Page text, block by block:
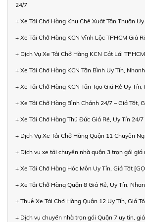
24/7
+ Xe Tải Chở Hàng Khu Chế Xuất Tân Thuận
+ Xe Tải Chở Hàng KCN Vĩnh Lộc TPHCM Giá
+ Dịch Vụ Xe Tải Chở Hàng KCN Cát Lái
+ Xe Tải Chở Hàng KCN Tân Bình Uy Tín,
+ Xe Tải Chở Hàng KCN Tân Tạo Giá Rẻ Uy
+ Xe Tải Chở Hàng Bình Chánh 24/7 – Giá Tốt,
+ Xe Tải Chở Hàng Thủ Đức Giá Rẻ, Uy Tín 24/7
+ Dịch Vụ Xe Tải Chở Hàng Quận 11 Chuyên
+ Dịch vụ xe tải chuyển nhà quận 3 trọn gói giá
+ Xe Tải Chở Hàng Hóc Môn Uy Tín, Giá Tốt
+ Xe Tải Chở Hàng Quận 8 Giá Rẻ, Uy Tín,
+ Thuê Xe Tải Chở Hàng Quận 12 Uy Tín, Giá
+ Dịch vụ chuyển nhà trọn gói Quận 7 uy tín,